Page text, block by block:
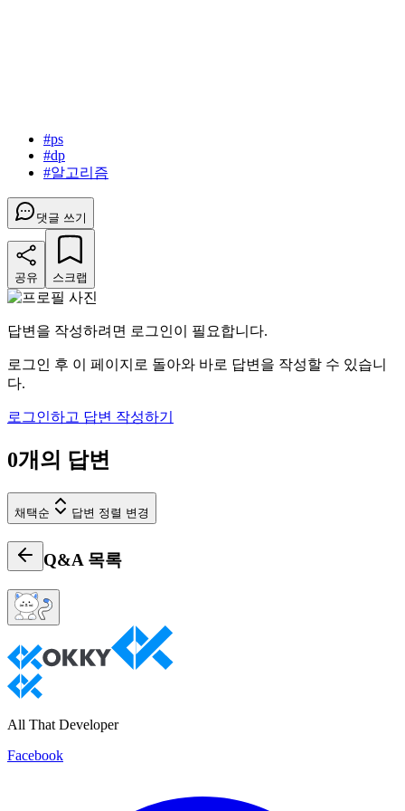
#ps
#dp
#알고리즘
댓글 쓰기
공유 스크랩
답변을 작성하려면 로그인이 필요합니다.
로그인 후 이 페이지로 돌아와 바로 답변을 작성할 수 있습니
다.
로그인하고 답변 작성하기
0개의 답변
채택순 답변 정렬 변경
Q&A 목록
All That Developer
Facebook